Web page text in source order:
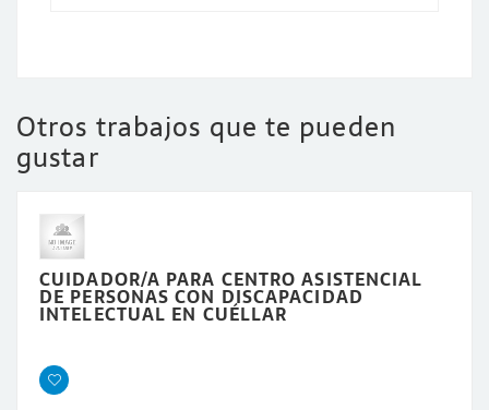
Otros trabajos que te pueden
gustar
CUIDADOR/A PARA CENTRO ASISTENCIAL
DE PERSONAS CON DISCAPACIDAD
INTELECTUAL EN CUÉLLAR